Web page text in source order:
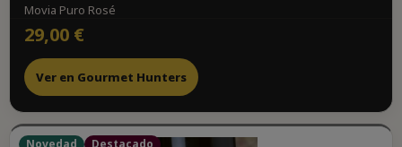
Movia Puro Rosé
29,00 €
Ver en Gourmet Hunters
Novedad Destacado